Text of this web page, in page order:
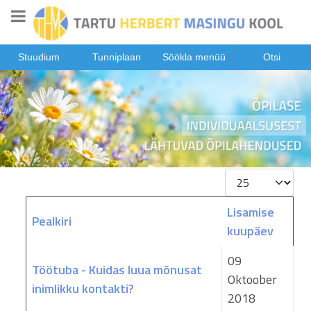
Stuudium Tunniplaan Söökla menüü Otsi
Näita korraga
Pealkiri
Lisamise
kuupäev
Töötuba - Kuidas luua mõnusat
inimlikku kontakti?
09
Oktoober
2018